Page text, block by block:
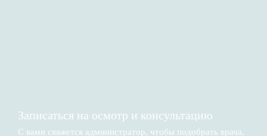
Записаться на осмотр и консультацию​
С вами свяжется администратор, чтобы подобрать врача,